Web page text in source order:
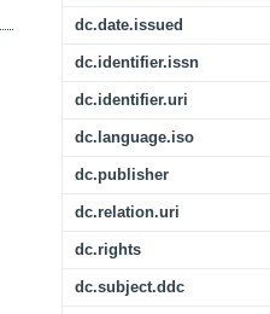
dc.date.issued
dc.identifier.issn
dc.identifier.uri
dc.language.iso
dc.publisher
dc.relation.uri
dc.rights
dc.subject.ddc